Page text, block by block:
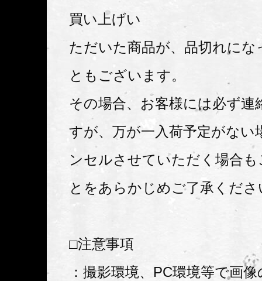
買い上げい
ただいた商品が、品切れに
ともございます。
その場合、お客様には必ず連
すが、万が一入荷予定がない
ンセルさせていただく場合
とをあらかじめご了承くださ
□注意事項
：撮影環境、PC環境等で画